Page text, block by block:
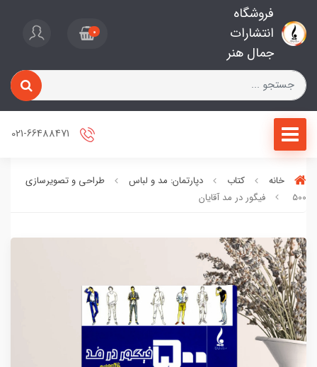
فروشگاه
انتشارات
جمال هنر
0
خانه کتاب دپارتمان: مد و لباس
طراحی و تصویرسازی
500 فیگور در مد آقایان